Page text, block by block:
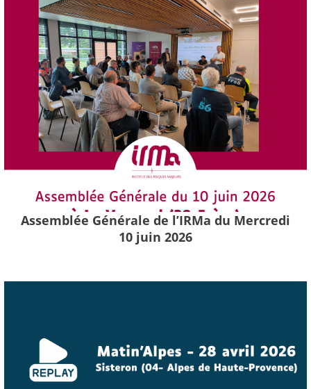
Assemblée Générale de l’IRMa du Mercredi
10 juin 2026